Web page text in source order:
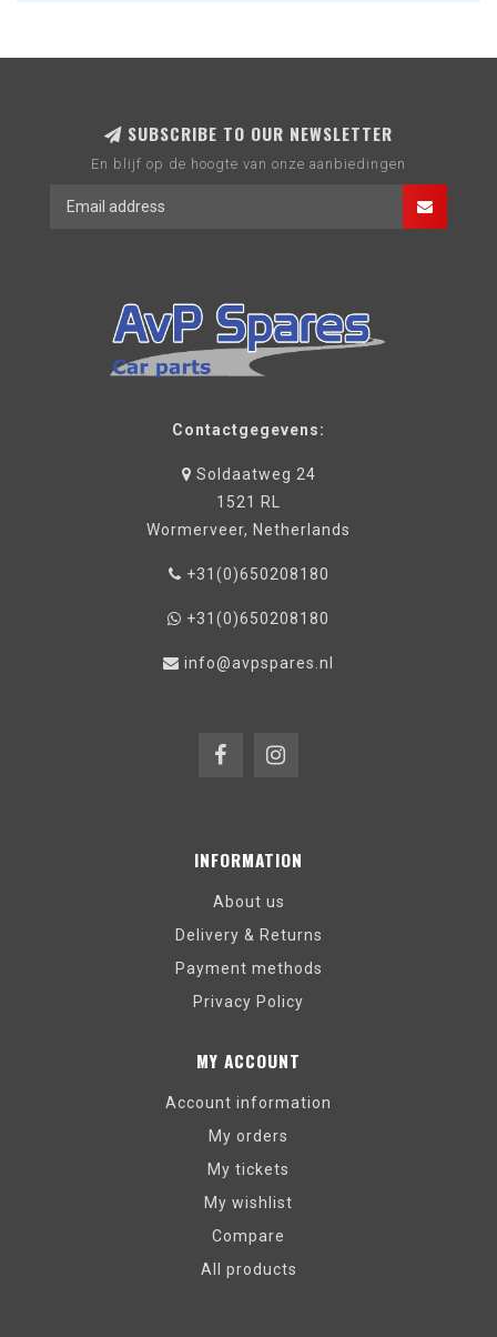
SUBSCRIBE TO OUR NEWSLETTER
En blijf op de hoogte van onze aanbiedingen
Contactgegevens:
Soldaatweg 24
1521 RL
Wormerveer, Netherlands
+31(0)650208180
+31(0)650208180
info@avpspares.nl
INFORMATION
About us
Delivery & Returns
Payment methods
Privacy Policy
MY ACCOUNT
Account information
My orders
My tickets
My wishlist
Compare
All products